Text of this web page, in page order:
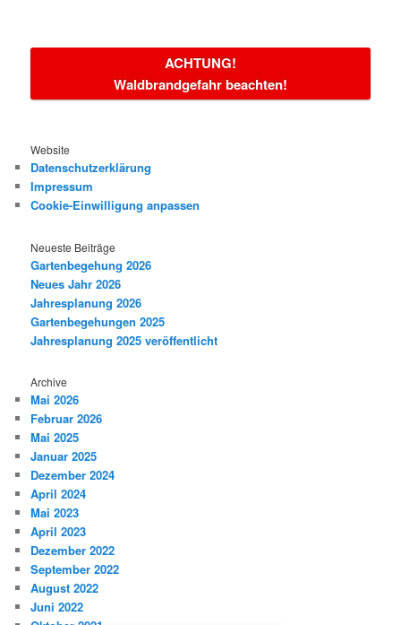
ACHTUNG!
Waldbrandgefahr beachten!
Website
Datenschutzerklärung
Impressum
Cookie-Einwilligung anpassen
Neueste Beiträge
Gartenbegehung 2026
Neues Jahr 2026
Jahresplanung 2026
Gartenbegehungen 2025
Jahresplanung 2025 veröffentlicht
Archive
Mai 2026
Februar 2026
Mai 2025
Januar 2025
Dezember 2024
April 2024
Mai 2023
April 2023
Dezember 2022
September 2022
August 2022
Juni 2022